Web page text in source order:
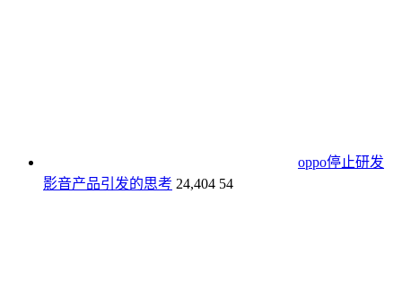
oppo停止研发
影音产品引发的思考 24,404 54